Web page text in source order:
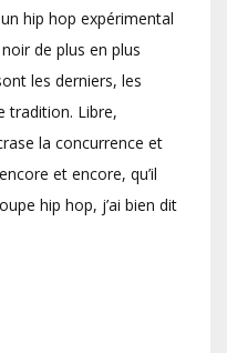
hip hop expérimental
de plus en plus
les derniers, les
tradition. Libre,
la concurrence et
et encore, qu’il
hip hop, j’ai bien dit